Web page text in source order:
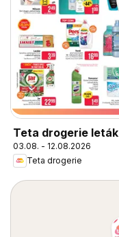
Teta drogerie leták
03.08. - 12.08.2026
Teta drogerie